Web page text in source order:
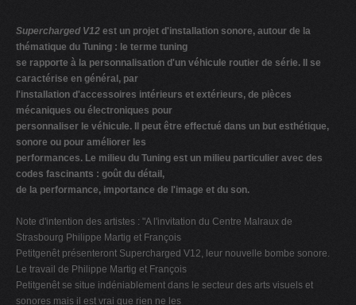
Supercharged V12 est un projet d'installation sonore, autour de la
thématique du Tuning : le terme tuning
se rapporte à la personnalisation d'un véhicule routier de série. Il se
caractérise en général, par
l'installation d'accessoires intérieurs et extérieurs, de pièces
mécaniques ou électroniques pour
personnaliser le véhicule. Il peut être effectué dans un but esthétique,
sonore ou pour améliorer les
performances. Le milieu du Tuning est un milieu particulier avec des
codes fascinants : goût du détail,
de la performance, importance de l'image et du son.
Note d'intention des artistes : "A l'invitation du Centre Malraux de
Strasbourg Philippe Martig et François
Petitgenêt présenteront Supercharged V12, leur nouvelle bombe sonore.
Le travail de Philippe Martig et François
Petitgenêt se situe indéniablement dans le secteur des arts visuels et
sonores mais il est vrai que rien ne les